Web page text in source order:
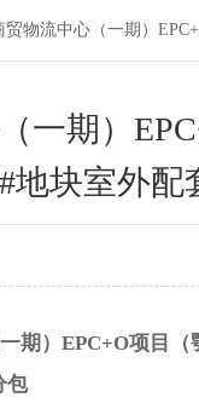
贸物流中心（一期）
一期）
地块室外
期）EPC+O项目
包